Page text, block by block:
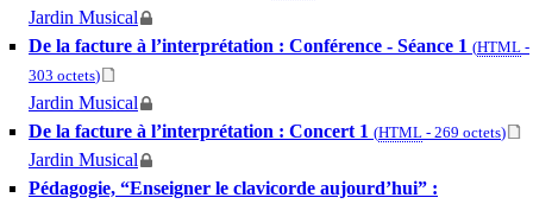
Jardin Musical
De la facture à l’interprétation : Conférence - Séance 1 (HTML -
303 octets)
Jardin Musical
De la facture à l’interprétation : Concert 1 (HTML - 269 octets)
Jardin Musical
Pédagogie, “Enseigner le clavicorde aujourd’hui” :